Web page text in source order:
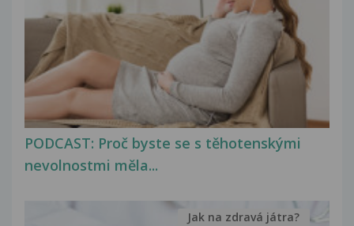
PODCAST: Proč byste se s těhotenskými
nevolnostmi měla...
Jak na zdravá játra?